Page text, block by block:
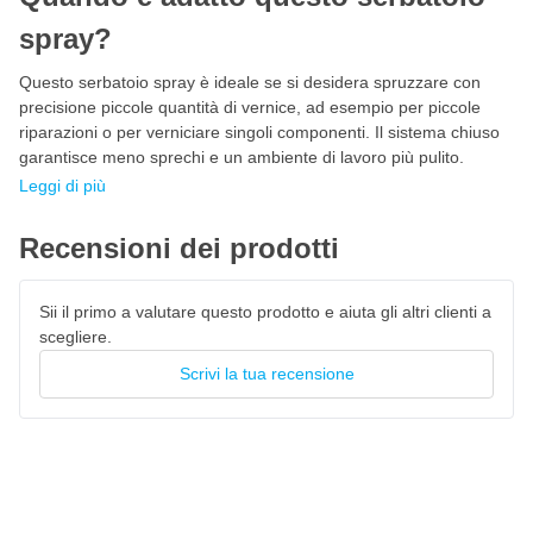
spray?
Questo serbatoio spray è ideale se si desidera spruzzare con
precisione piccole quantità di vernice, ad esempio per piccole
riparazioni o per verniciare singoli componenti. Il sistema chiuso
garantisce meno sprechi e un ambiente di lavoro più pulito.
Leggi di più
Recensioni dei prodotti
Sii il primo a valutare questo prodotto e aiuta gli altri clienti a
scegliere.
Scrivi la tua recensione